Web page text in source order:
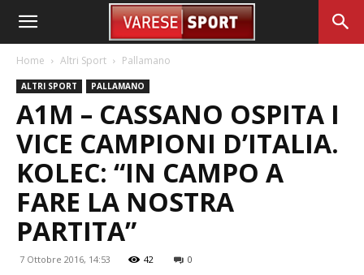
Home Altri Sport Pallamano
ALTRI SPORT PALLAMANO
A1M – CASSANO OSPITA I
VICE CAMPIONI D’ITALIA.
KOLEC: “IN CAMPO A
FARE LA NOSTRA
PARTITA”
7 Ottobre 2016, 14:53 42 0